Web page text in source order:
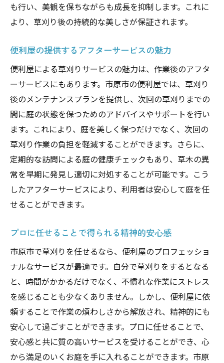
も行い、美観を保ちながらも成長を抑制します。これに
より、草刈り後の持続的な美しさが保証されます。
便利屋の提供するアフターサービスの魅力
便利屋による草刈りサービスの魅力は、作業後のアフタ
ーサービスにもあります。市原市の便利屋では、草刈り
後のメンテナンスプランを提供し、次回の草刈りまでの
間に庭の状態を保つためのアドバイスやサポートを行い
ます。これにより、庭を美しく保つだけでなく、次回の
草刈り作業の負担を軽減することができます。さらに、
定期的な訪問による庭の健康チェックもあり、草木の異
常を早期に発見し適切に対処することが可能です。こう
したアフターサービスにより、利用者は安心して庭を任
せることができます。
プロに任せることで得られる精神的安心感
市原市で草刈りを任せるなら、便利屋のプロフェッショ
ナルなサービスが最適です。自分で草刈りをするとなる
と、時間がかかるだけでなく、不慣れな作業にストレス
を感じることも少なくありません。しかし、便利屋に依
頼することで作業の煩わしさから解放され、精神的にも
安心して過ごすことができます。プロに任せることで、
安心感と共に質の高いサービスを受けることができ、心
から満足のいくお庭を手に入れることができます。市原